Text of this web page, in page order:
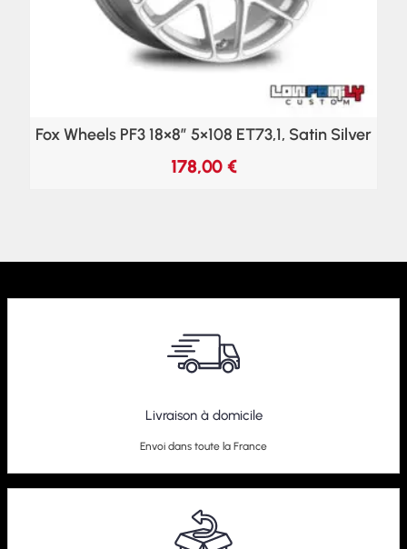
Fox Wheels PF3 18×8″ 5×108 ET73,1, Satin Silver
178,00 €
Livraison à domicile
Envoi dans toute la France